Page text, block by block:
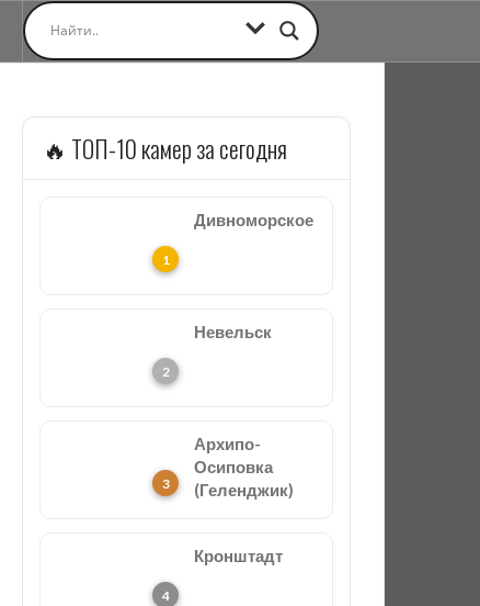
🔥 ТОП-10 камер за сегодня
Дивноморское
Невельск
Архипо-
Осиповка
(Геленджик)
Кронштадт